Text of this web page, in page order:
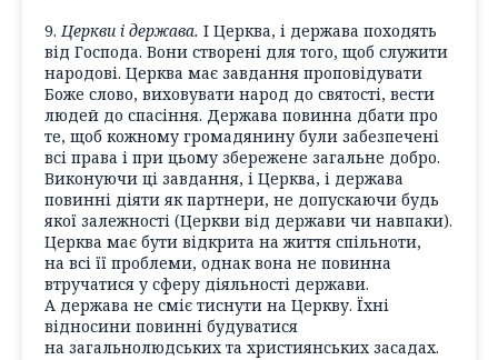
9.Церкви і держава. І Церква, і держава походять
від Господа. Вони створені для того, щоб служити
народові. Церква має завдання проповідувати
Боже слово, виховувати народ до святості, вести
людей до спасіння. Держава повинна дбати про
те, щоб кожному громадянину були забезпечені
всі права і при цьому збережене загальне добро.
Виконуючи ці завдання, і Церква, і держава
повинні діяти як партнери, не допускаючи будь
якої залежності (Церкви від держави чи навпаки).
Церква має бути відкрита на життя спільноти,
на всі її проблеми, однак вона не повинна
втручатися у сферу діяльності держави.
А держава не сміє тиснути на Церкву. Їхні
відносини повинні будуватися
на загальнолюдських та християнських засадах.